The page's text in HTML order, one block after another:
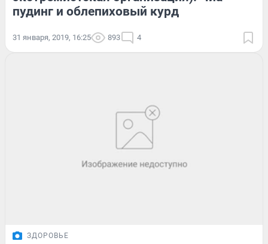
пудинг и облепиховый курд
31 января, 2019, 16:25 893 4
ЗДОРОВЬЕ